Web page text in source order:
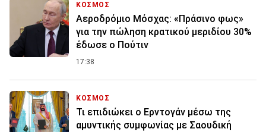
ΚΟΣΜΟΣ
Αεροδρόμιο Μόσχας: «Πράσινο φως»
για την πώληση κρατικού μεριδίου 30%
έδωσε ο Πούτιν
17:38
ΚΟΣΜΟΣ
Τι επιδιώκει ο Ερντογάν μέσω της
αμυντικής συμφωνίας με Σαουδική